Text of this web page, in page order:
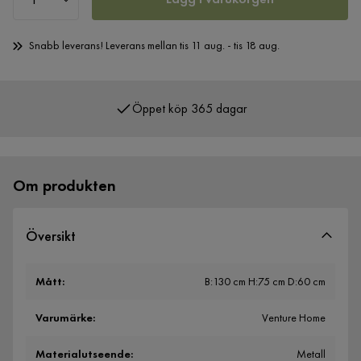
Snabb leverans! Leverans mellan tis 11 aug. - tis 18 aug.
Över 400 000 nöjda kunder
Om produkten
Översikt
Mått: B:130 cm H:75 cm D:60 cm
Varumärke: Venture Home
Materialutseende: Metall